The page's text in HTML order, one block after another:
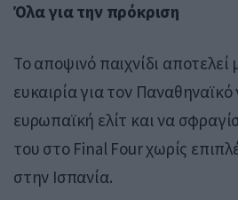
Όλα για την πρόκριση
Το αποψινό παιχνίδι αποτελεί
ευκαιρία για τον
ευρωπαϊκή ελίτ και να
του στο Final Four χωρίς
στην Ισπανία.